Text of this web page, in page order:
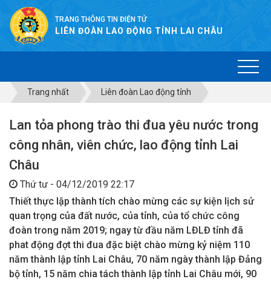
TRANG THÔNG TIN ĐIỆN TỬ
LIÊN ĐOÀN LAO ĐỘNG TỈNH LAI CHÂU
Trang nhất Liên đoàn Lao động tỉnh
Lan tỏa phong trào thi đua yêu nước trong
công nhân, viên chức, lao động tỉnh Lai
Châu
Thứ tư - 04/12/2019 22:17
Thiết thực lập thành tích chào mừng các sự kiện lịch sử
quan trọng của đất nước, của tỉnh, của tổ chức công
đoàn trong năm 2019; ngay từ đầu năm LĐLĐ tỉnh đã
phat động đợt thi đua đặc biệt chào mừng kỷ niệm 110
năm thành lập tỉnh Lai Châu, 70 năm ngày thành lập Đảng
bộ tỉnh, 15 năm chia tách thành lập tỉnh Lai Châu mới, 90